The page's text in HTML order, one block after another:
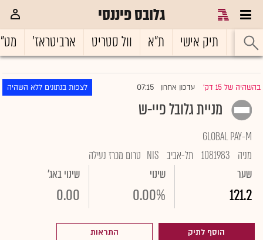
גלובס פיננסי
ראשי תיק אישי ת"א וול סטריט ארביטראז'
בהשהיה של 15 דק' |עדכון אחרון 07:15 לצפות בנתונים ללא השהיה
מניית גלובל פיי-ש
GLOBAL PAY-M
מניה 1081983 תל-אביב NIS טרום מכרז נעילה
שער
121.2
שינוי
0.00%
שינוי באג'
0.00
הוסף לתיק התראות